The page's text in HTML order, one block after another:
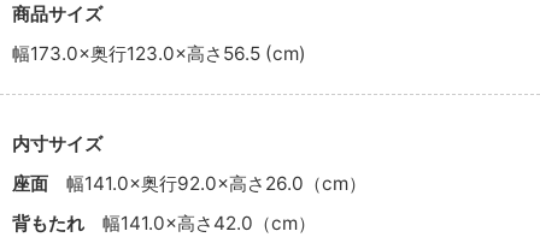
商品サイズ
幅173.0×奥行123.0×高さ56.5 (cm)
内寸サイズ
座面 幅141.0×奥行92.0×高さ26.0（cm）
背もたれ 幅141.0×高さ42.0（cm）